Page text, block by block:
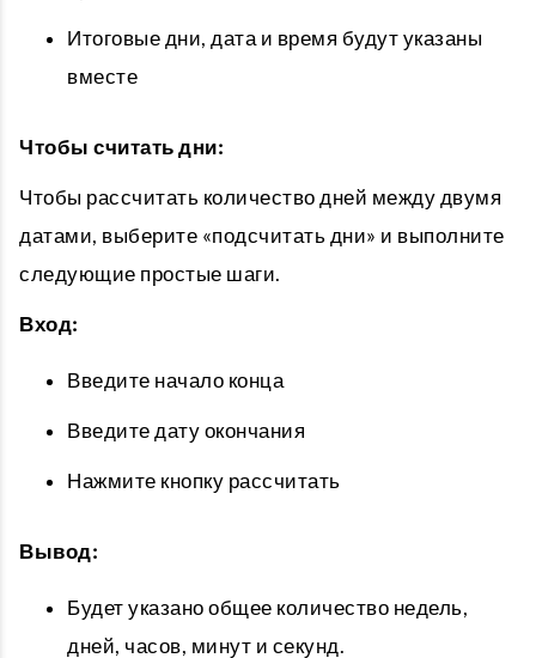
Итоговые дни, дата и время будут указаны
вместе
Чтобы считать дни:
Чтобы рассчитать количество дней между двумя
датами, выберите «подсчитать дни» и выполните
следующие простые шаги.
Вход:
Введите начало конца
Введите дату окончания
Нажмите кнопку рассчитать
Вывод:
Будет указано общее количество недель,
дней, часов, минут и секунд.